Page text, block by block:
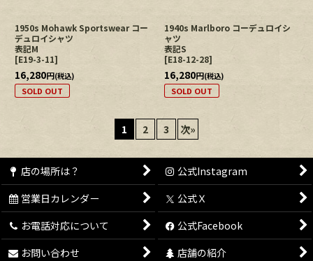
1950s Mohawk Sportswear コー
デュロイシャツ
表記M
[E19-3-11]
16,280円(税込)
SOLD OUT
1940s Marlboro コーデュロイシ
ャツ
表記S
[E18-12-28]
16,280円(税込)
SOLD OUT
1 2 3 次»
店の場所は？
公式Instagram
営業日カレンダー
公式Ｘ
お電話対応について
公式Facebook
お問い合わせ
店舗の紹介